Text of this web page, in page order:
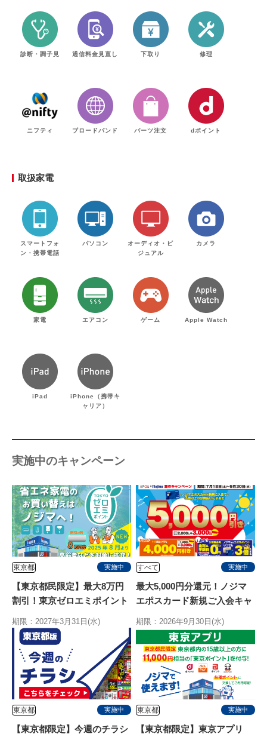
診断・調子見 通信料金見直し 下取り 修理
ニフティ ブロードバンド パーツ注文 dポイント
取扱家電
スマートフォ
ン・携帯電話
パソコン
オーディオ・ビ
ジュアル
カメラ
家電 エアコン ゲーム Apple Watch
iPad
iPhone（携帯キ
ャリア）
実施中のキャンペーン
東京都 実施中
【東京都民限定】最大8万円
割引！東京ゼロエミポイント
始！
期限：2027年3月31日(水)
すべて 実施中
最大5,000円分還元！ノジマ
エポスカード新規ご入会キャ
期限：2026年9月30日(水)
東京都 実施中
【東京都限定】今週のチラシ
東京都 実施中
【東京都限定】東京アプリ